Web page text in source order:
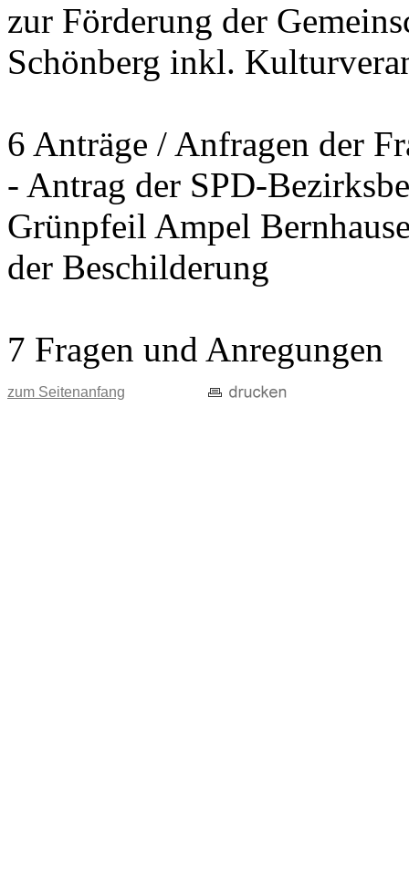
zur Förderung der
Schönberg inkl.
6 Anträge / Anfragen der
- Antrag der SPD-
Grünpfeil Ampel
der Beschilderung
7 Fragen und Anregungen
zum Seitenanfang